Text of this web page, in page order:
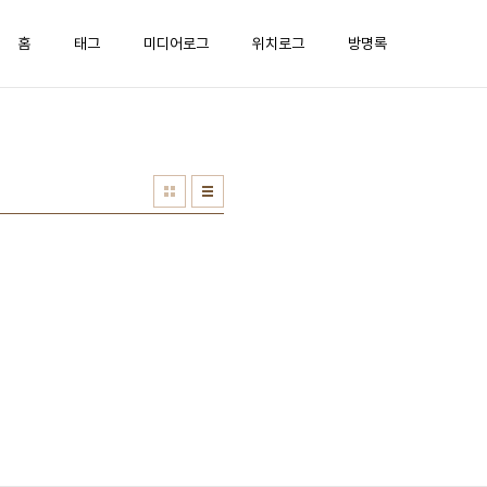
홈 태그 미디어로그 위치로그 방명록